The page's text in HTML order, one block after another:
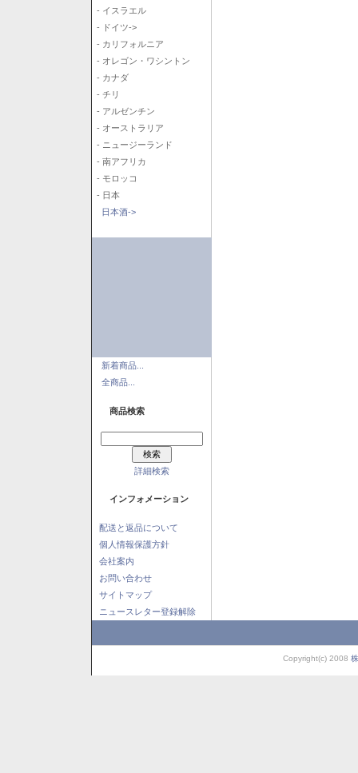
- イスラエル
- ドイツ->
- カリフォルニア
- オレゴン・ワシントン
- カナダ
- チリ
- アルゼンチン
- オーストラリア
- ニュージーランド
- 南アフリカ
- モロッコ
- 日本
日本酒->
新着商品...
全商品...
商品検索
詳細検索
インフォメーション
配送と返品について
個人情報保護方針
会社案内
お問い合わせ
サイトマップ
ニュースレター登録解除
Copyright(c) 2008